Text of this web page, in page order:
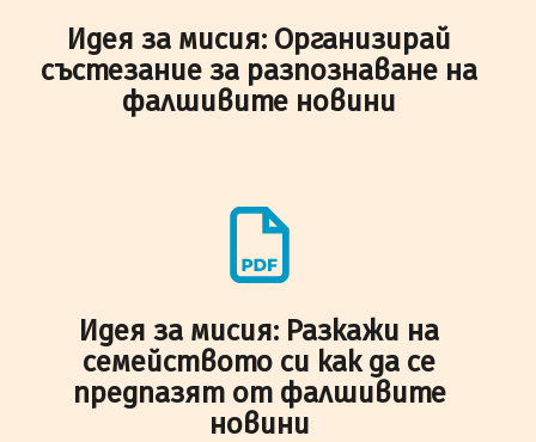
Идея за мисия: Организирай
състезание за разпознаване на
фалшивите новини
Идея за мисия: Разкажи на
семейството си как да се
предпазят от фалшивите
новини